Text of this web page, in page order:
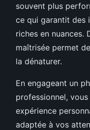
souvent plus
ce qui garantit des
riches en nuances.
maîtrisée permet
la dénaturer.
En engageant un
professionnel, vous
expérience
adaptée à vos